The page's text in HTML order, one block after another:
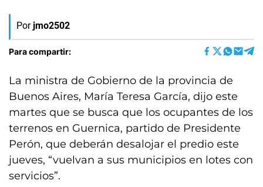
Por jmo2502
Para compartir:
La ministra de Gobierno de la provincia de
Buenos Aires, María Teresa García, dijo este
martes que se busca que los ocupantes de los
terrenos en Guernica, partido de Presidente
Perón, que deberán desalojar el predio este
jueves, “vuelvan a sus municipios en lotes con
servicios”.